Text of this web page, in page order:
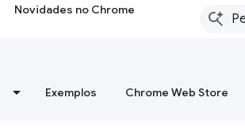
Novidades no Chrome
Exemplos Chrome Web Store